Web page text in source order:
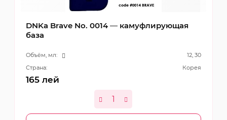
DNKa Brave No. 0014 — камуфлирующая
база
Объём, мл:
12, 30
Страна:
Корея
165 лей